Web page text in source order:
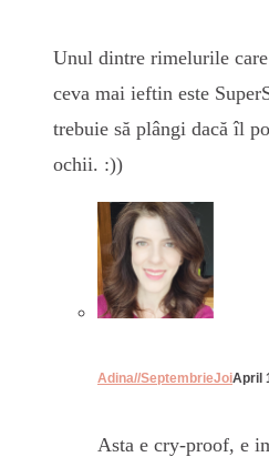
Unul dintre rimelurile
ceva mai ieftin este
trebuie să plângi dacă îl
ochii. :))
Adina//SeptembrieJoiApril
Asta e cry-proof, e